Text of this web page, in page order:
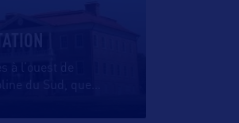
à l’ouest de
du Sud, que